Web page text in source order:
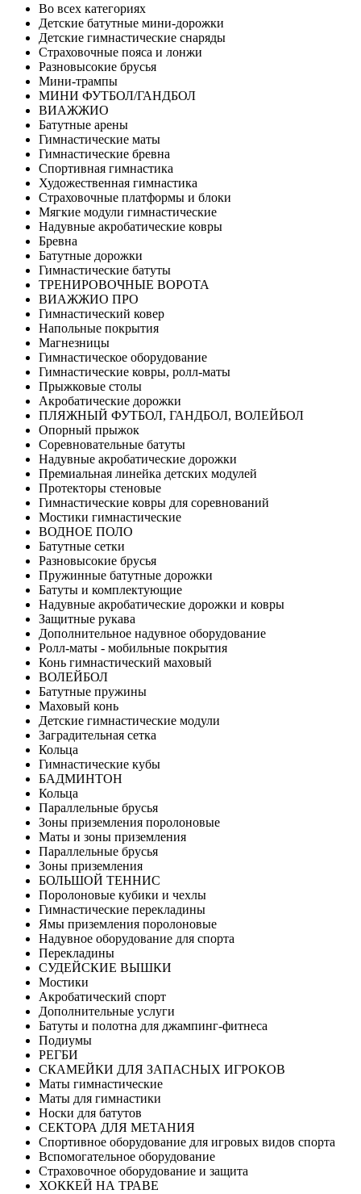
Во всех категориях
Детские батутные мини-дорожки
Детские гимнастические снаряды
Страховочные пояса и лонжи
Разновысокие брусья
Мини-трампы
МИНИ ФУТБОЛ/ГАНДБОЛ
ВИАЖЖИО
Батутные арены
Гимнастические маты
Гимнастические бревна
Спортивная гимнастика
Художественная гимнастика
Страховочные платформы и блоки
Мягкие модули гимнастические
Надувные акробатические ковры
Бревна
Батутные дорожки
Гимнастические батуты
ТРЕНИРОВОЧНЫЕ ВОРОТА
ВИАЖЖИО ПРО
Гимнастический ковер
Напольные покрытия
Магнезницы
Гимнастическое оборудование
Гимнастические ковры, ролл-маты
Прыжковые столы
Акробатические дорожки
ПЛЯЖНЫЙ ФУТБОЛ, ГАНДБОЛ, ВОЛЕЙБОЛ
Опорный прыжок
Соревновательные батуты
Надувные акробатические дорожки
Премиальная линейка детских модулей
Протекторы стеновые
Гимнастические ковры для соревнований
Мостики гимнастические
ВОДНОЕ ПОЛО
Батутные сетки
Разновысокие брусья
Пружинные батутные дорожки
Батуты и комплектующие
Надувные акробатические дорожки и ковры
Защитные рукава
Дополнительное надувное оборудование
Ролл-маты - мобильные покрытия
Конь гимнастический маховый
ВОЛЕЙБОЛ
Батутные пружины
Маховый конь
Детские гимнастические модули
Заградительная сетка
Кольца
Гимнастические кубы
БАДМИНТОН
Кольца
Параллельные брусья
Зоны приземления поролоновые
Маты и зоны приземления
Параллельные брусья
Зоны приземления
БОЛЬШОЙ ТЕННИС
Поролоновые кубики и чехлы
Гимнастические перекладины
Ямы приземления поролоновые
Надувное оборудование для спорта
Перекладины
СУДЕЙСКИЕ ВЫШКИ
Мостики
Акробатический спорт
Дополнительные услуги
Батуты и полотна для джампинг-фитнеса
Подиумы
РЕГБИ
СКАМЕЙКИ ДЛЯ ЗАПАСНЫХ ИГРОКОВ
Маты гимнастические
Маты для гимнастики
Носки для батутов
СЕКТОРА ДЛЯ МЕТАНИЯ
Спортивное оборудование для игровых видов спорта
Вспомогательное оборудование
Страховочное оборудование и защита
ХОККЕЙ НА ТРАВЕ